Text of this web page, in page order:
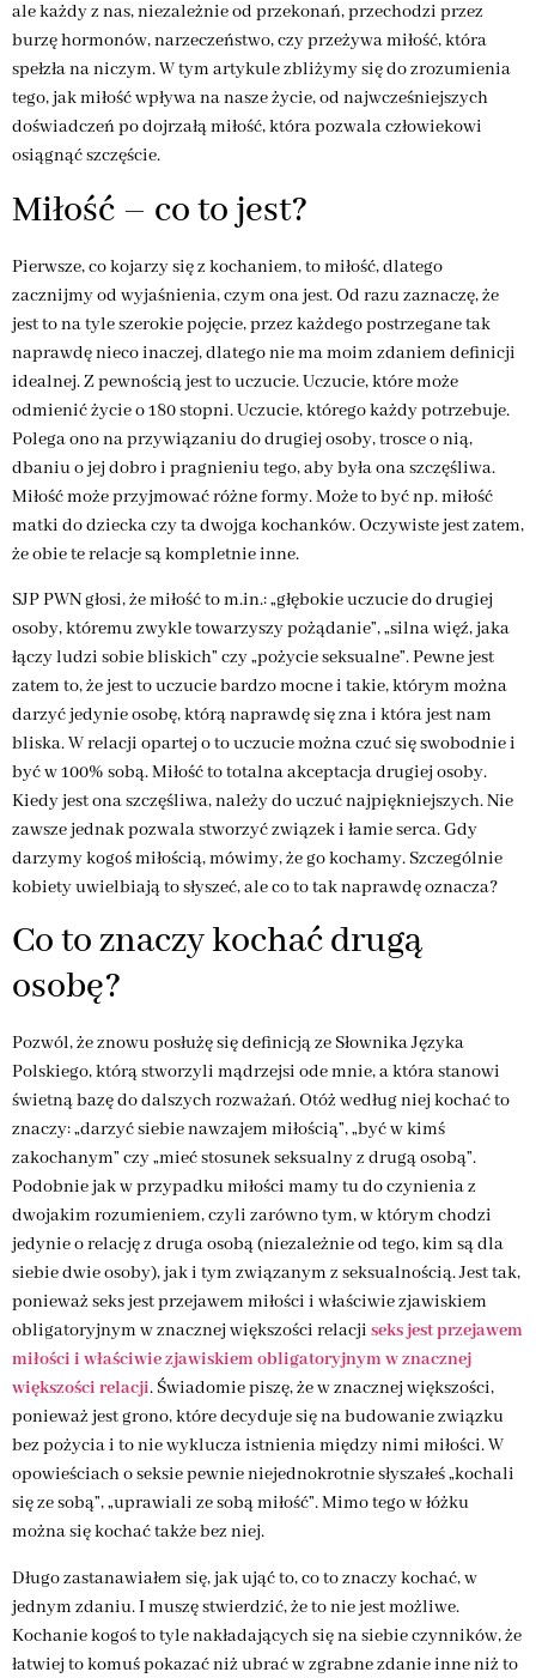
ale każdy z nas, niezależnie od przekonań, przechodzi przez
burzę hormonów, narzeczeństwo, czy przeżywa miłość, która
spełzła na niczym. W tym artykule zbliżymy się do zrozumienia
tego, jak miłość wpływa na nasze życie, od najwcześniejszych
doświadczeń po dojrzałą miłość, która pozwala człowiekowi
osiągnąć szczęście.
Miłość – co to jest?
Pierwsze, co kojarzy się z kochaniem, to miłość, dlatego
zacznijmy od wyjaśnienia, czym ona jest. Od razu zaznaczę, że
jest to na tyle szerokie pojęcie, przez każdego postrzegane tak
naprawdę nieco inaczej, dlatego nie ma moim zdaniem definicji
idealnej. Z pewnością jest to uczucie. Uczucie, które może
odmienić życie o 180 stopni. Uczucie, którego każdy potrzebuje.
Polega ono na przywiązaniu do drugiej osoby, trosce o nią,
dbaniu o jej dobro i pragnieniu tego, aby była ona szczęśliwa.
Miłość może przyjmować różne formy. Może to być np. miłość
matki do dziecka czy ta dwojga kochanków. Oczywiste jest zatem,
że obie te relacje są kompletnie inne.
SJP PWN głosi, że miłość to m.in.: „głębokie uczucie do drugiej
osoby, któremu zwykle towarzyszy pożądanie”, „silna więź, jaka
łączy ludzi sobie bliskich” czy „pożycie seksualne”. Pewne jest
zatem to, że jest to uczucie bardzo mocne i takie, którym można
darzyć jedynie osobę, którą naprawdę się zna i która jest nam
bliska. W relacji opartej o to uczucie można czuć się swobodnie i
być w 100% sobą. Miłość to totalna akceptacja drugiej osoby.
Kiedy jest ona szczęśliwa, należy do uczuć najpiękniejszych. Nie
zawsze jednak pozwala stworzyć związek i łamie serca. Gdy
darzymy kogoś miłością, mówimy, że go kochamy. Szczególnie
kobiety uwielbiają to słyszeć, ale co to tak naprawdę oznacza?
Co to znaczy kochać drugą
osobę?
Pozwól, że znowu posłużę się definicją ze Słownika Języka
Polskiego, którą stworzyli mądrzejsi ode mnie, a która stanowi
świetną bazę do dalszych rozważań. Otóż według niej kochać to
znaczy: „darzyć siebie nawzajem miłością”, „być w kimś
zakochanym” czy „mieć stosunek seksualny z drugą osobą”.
Podobnie jak w przypadku miłości mamy tu do czynienia z
dwojakim rozumieniem, czyli zarówno tym, w którym chodzi
jedynie o relację z druga osobą (niezależnie od tego, kim są dla
siebie dwie osoby), jak i tym związanym z seksualnością. Jest tak,
ponieważ seks jest przejawem miłości i właściwie zjawiskiem
obligatoryjnym w znacznej większości relacji seks jest przejawem
miłości i właściwie zjawiskiem obligatoryjnym w znacznej
większości relacji. Świadomie piszę, że w znacznej większości,
ponieważ jest grono, które decyduje się na budowanie związku
bez pożycia i to nie wyklucza istnienia między nimi miłości. W
opowieściach o seksie pewnie niejednokrotnie słyszałeś „kochali
się ze sobą”, „uprawiali ze sobą miłość”. Mimo tego w łóżku
można się kochać także bez niej.
Długo zastanawiałem się, jak ująć to, co to znaczy kochać, w
jednym zdaniu. I muszę stwierdzić, że to nie jest możliwe.
Kochanie kogoś to tyle nakładających się na siebie czynników, że
łatwiej to komuś pokazać niż ubrać w zgrabne zdanie inne niż to